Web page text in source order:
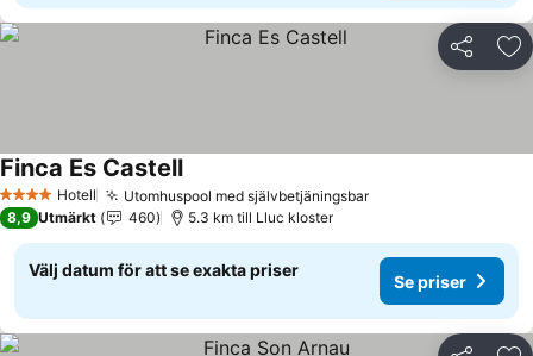
Dela
4 StjärnorHotell Utomhuspool med självbetjäningsbarSe priser
Finca Es CastellSe priser
8,9 Utmärkt 460 5.3 km till Lluc kloster
Välj datum för att se exakta priser
Se priser